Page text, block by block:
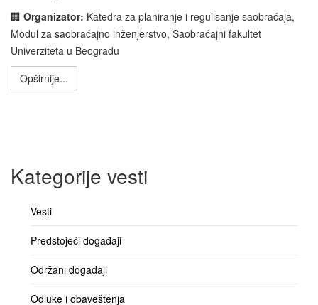
🏢 Organizator: Katedra za planiranje i regulisanje saobraćaja,
Modul za saobraćajno inženjerstvo, Saobraćajni fakultet
Univerziteta u Beogradu
Opširnije...
Kategorije vesti
Vesti
Predstojeći događaji
Održani događaji
Odluke i obaveštenja